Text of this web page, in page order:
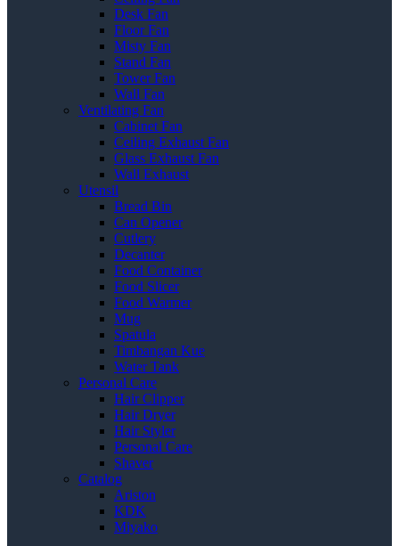
Desk Fan
Floor Fan
Misty Fan
Stand Fan
Tower Fan
Wall Fan
Ventilating Fan
Cabinet Fan
Ceiling Exhaust Fan
Glass Exhaust Fan
Wall Exhaust
Utensil
Bread Bin
Can Opener
Cutlery
Decanter
Food Container
Food Slicer
Food Warmer
Mug
Spatula
Timbangan Kue
Water Tank
Personal Care
Hair Clipper
Hair Dryer
Hair Styler
Personal Care
Shaver
Catalog
Ariston
KDK
Miyako